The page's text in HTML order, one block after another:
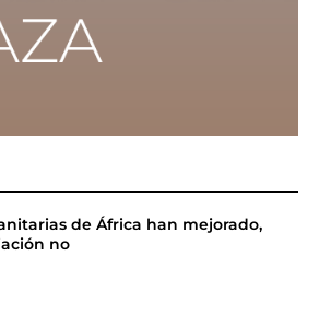
de África han mejorado,
no